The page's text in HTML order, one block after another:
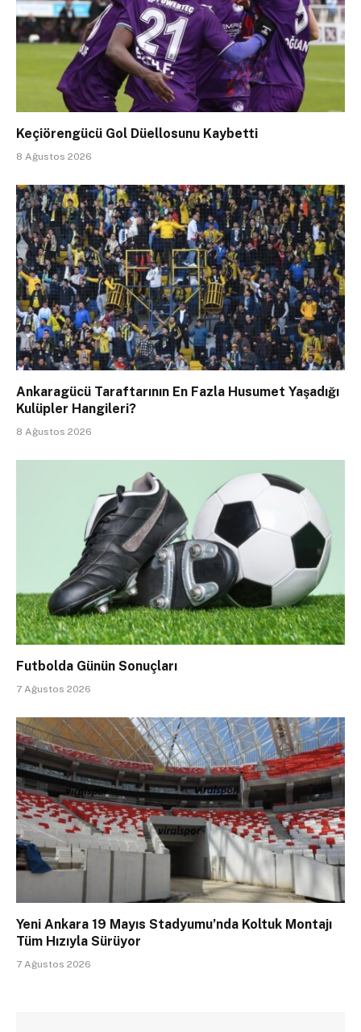
Keçiörengücü Gol Düellosunu Kaybetti
8 Ağustos 2026
Ankaragücü Taraftarının En Fazla Husumet Yaşadığı
Kulüpler Hangileri?
8 Ağustos 2026
Futbolda Günün Sonuçları
7 Ağustos 2026
Yeni Ankara 19 Mayıs Stadyumu’nda Koltuk Montajı
Tüm Hızıyla Sürüyor
7 Ağustos 2026